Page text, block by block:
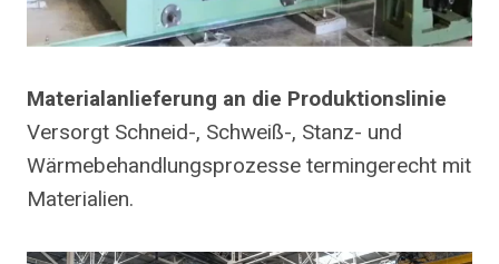
Materialanlieferung an die Produktionslinie
Versorgt Schneid-, Schweiß-, Stanz- und
Wärmebehandlungsprozesse termingerecht mit
Materialien.